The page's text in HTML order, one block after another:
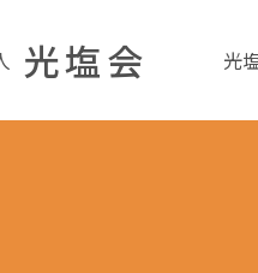
光塩会 光